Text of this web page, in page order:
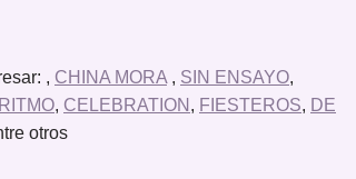
, CHINA MORA , SIN ENSAYO,
, CELEBRATION , FIESTEROS, DE
otros